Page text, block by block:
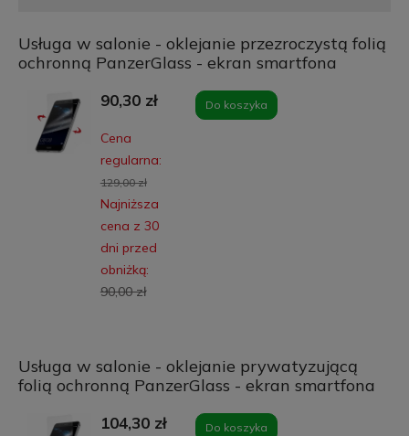
Usługa w salonie - oklejanie przezroczystą folią
ochronną PanzerGlass - ekran smartfona
90,30 zł
Cena
regularna:
129,00 zł
Najniższa
cena z 30
dni przed
obniżką:
90,00 zł
Do koszyka
Usługa w salonie - oklejanie prywatyzującą
folią ochronną PanzerGlass - ekran smartfona
104,30 zł Do koszyka